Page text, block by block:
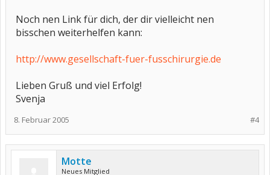
Noch nen Link für dich, der dir vielleicht nen
bisschen weiterhelfen kann:
http://www.gesellschaft-fuer-fusschirurgie.de
Lieben Gruß und viel Erfolg!
Svenja
#4
8. Februar 2005
Motte
Neues Mitglied